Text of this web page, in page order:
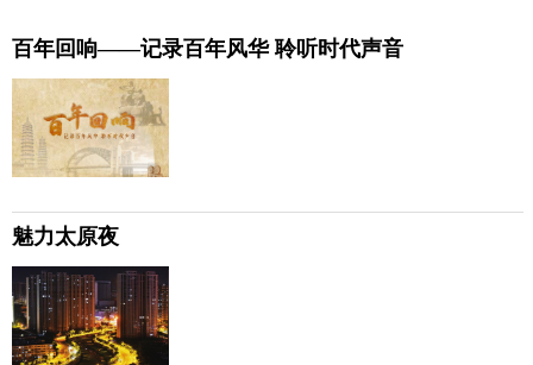
百年回响——记录百年风华 聆听时代声音
魅力太原夜